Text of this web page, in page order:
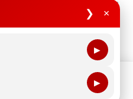
❯ ×
▶
▶
de Autor y Propiedad Intelectual
de Tratamiento de Datos
mejorar tu experiencia de
nuestra política de uso de